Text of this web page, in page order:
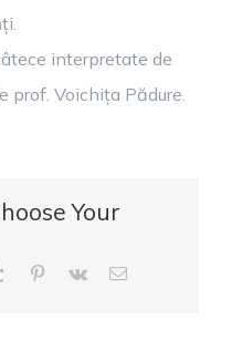
interpretate de
prof. Voichița Pădure.
Your
Tumblr Pinterest
Vk
E-